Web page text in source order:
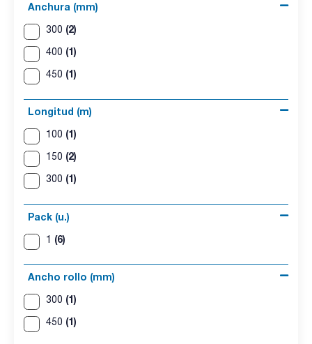
Anchura (mm)
300 (2)
400 (1)
450 (1)
Longitud (m)
100 (1)
150 (2)
300 (1)
Pack (u.)
1 (6)
Ancho rollo (mm)
300 (1)
450 (1)